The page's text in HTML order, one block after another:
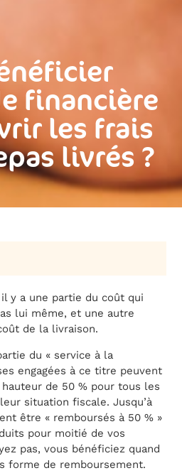
financière
les frais
livrés ?
y a une partie du coût qui
lui même, et une autre
de la livraison.
du « service à la
engagées à ce titre peuvent
de 50 % pour tous les
situation fiscale. Jusqu’à
être « remboursés à 50 % »
pour moitié de vos
pas, vous bénéficiez quand
forme de remboursement.